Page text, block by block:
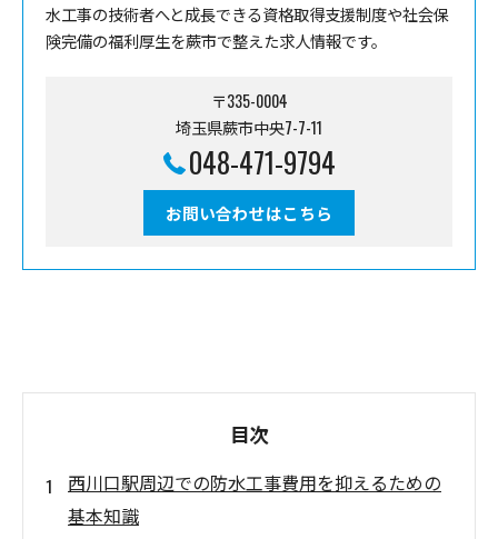
水工事の技術者へと成長できる資格取得支援制度や社会保
険完備の福利厚生を蕨市で整えた求人情報です。
〒335-0004
埼玉県蕨市中央7-7-11
048-471-9794
お問い合わせはこちら
目次
西川口駅周辺での防水工事費用を抑えるための
基本知識